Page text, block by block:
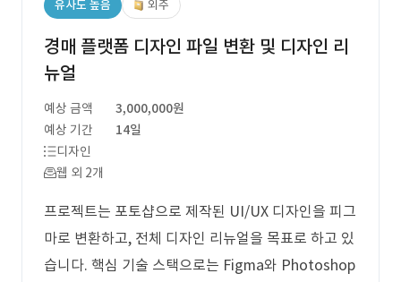
유사도 높음 외주
경매 플랫폼 디자인 파일 변환 및 디자인 리
뉴얼
예상 금액
3,000,000원
예상 기간
14일
디자인
웹 외 2개
프로젝트는 포토샵으로 제작된 UI/UX 디자인을 피그
마로 변환하고, 전체 디자인 리뉴얼을 목표로 하고 있
습니다. 핵심 기술 스택으로는 Figma와 Photoshop